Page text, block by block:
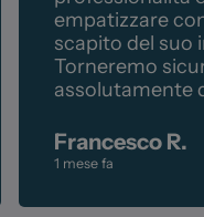
empatizzare
scapito del suo
Torneremo
assolutamente
Francesco R.
1 mese fa